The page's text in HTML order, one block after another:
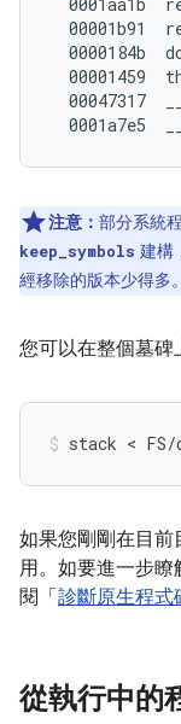
00001b91
0000184b
00001459
00047317
注意： 部分系統
keep_symbols 建構
經移除的版本少得多。
您可以在整個墓碑
如果您剛剛在目
用。如要進一步
閱「 診斷原生程式
從執行中的